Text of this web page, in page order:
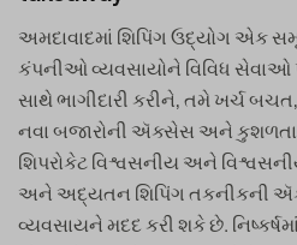
અમદાવાદમાં શિપિંગ ઉદ્યોગ એક
કંપનીઓ વ્યવસાયોને વિવિધ સેવાઓ
સાથે ભાગીદારી કરીને, તમે ખર્ચ
નવા બજારોની ઍક્સેસ અને
શિપરોકેટ વિશ્વસનીય અને
અને અદ્યતન શિપિંગ તકનીકની
વ્યવસાયને મદદ કરી શકે છે.